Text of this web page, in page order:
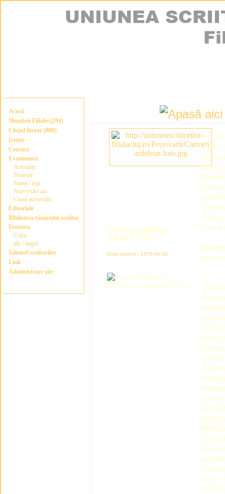
Acasă
Membrii Filialei (294)
Clujul literar (808)
Istoric
Contact
Evenimente
Activități
Proiecte
Statut / legi
Aniversări azi
Caută aniversări
Editoriale
Biblioteca tânărului scriitor
Fototeca
Color
alb / negru
Salonul scriitorilor
Link
Administrare site
Carmen Georgeta
ARDELEAN
Data nașterii : 1975-04-23
(n. 23
Litere,
limba
uni-
Sălaj.
în
* * *
narativ
cu
astfel
(
unor
de text
este